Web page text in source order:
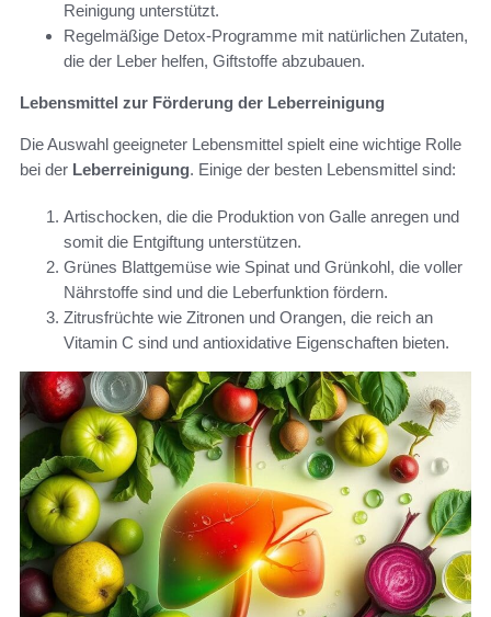
Reinigung unterstützt.
Regelmäßige Detox-Programme mit natürlichen Zutaten,
die der Leber helfen, Giftstoffe abzubauen.
Lebensmittel zur Förderung der Leberreinigung
Die Auswahl geeigneter Lebensmittel spielt eine wichtige Rolle
bei der Leberreinigung. Einige der besten Lebensmittel sind:
Artischocken, die die Produktion von Galle anregen und
somit die Entgiftung unterstützen.
Grünes Blattgemüse wie Spinat und Grünkohl, die voller
Nährstoffe sind und die Leberfunktion fördern.
Zitrusfrüchte wie Zitronen und Orangen, die reich an
Vitamin C sind und antioxidative Eigenschaften bieten.